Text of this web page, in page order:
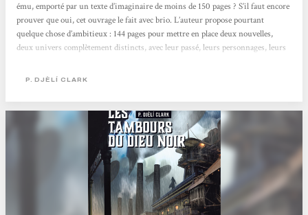
ému, emporté par un texte d’imaginaire de moins de 150 pages ? S’il faut encore
prouver que oui, cet ouvrage le fait avec brio. L’auteur propose pourtant
quelque chose d’ambitieux : 144 pages pour mettre en place deux nouvelles,
deux univers complètement distincts, avec leur passé, leurs personnages, leurs
début par cette Nouvelle-Orléans aux accents steampunk, habitée par une
P. DJÈLÍ CLARK